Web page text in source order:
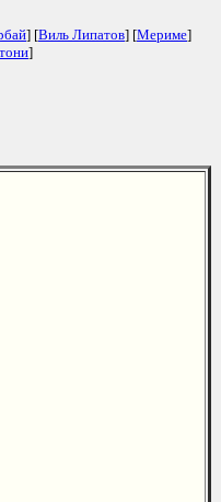
] [Виль Липатов] [Мериме]
]